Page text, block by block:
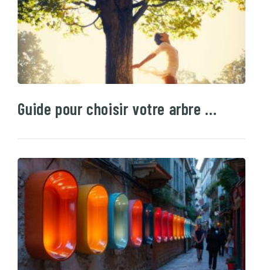
Guide pour choisir votre arbre …